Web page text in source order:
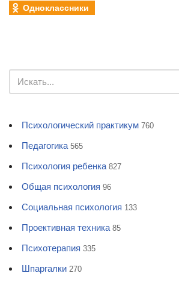
Одноклассники
Психологический практикум 760
Педагогика 565
Психология ребенка 827
Общая психология 96
Социальная психология 133
Проективная техника 85
Психотерапия 335
Шпаргалки 270